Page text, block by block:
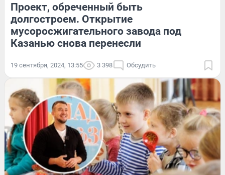
Проект, обреченный быть
долгостроем. Открытие
мусоросжигательного завода под
Казанью снова перенесли
19 сентября, 2024, 13:55 3 398 Обсудить